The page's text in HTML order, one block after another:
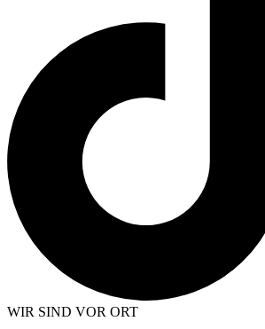
WIR SIND VOR ORT